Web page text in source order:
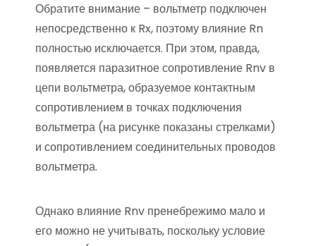
Обратите внимание – вольтметр подключен
непосредственно к Rx, поэтому влияние Rn
полностью исключается. При этом, правда,
появляется паразитное сопротивление Rnv в
цепи вольтметра, образуемое контактным
сопротивлением в точках подключения
вольтметра (на рисунке показаны стрелками)
и сопротивлением соединительных проводов
вольтметра.
Однако влияние Rnv пренебрежимо мало и
его можно не учитывать, поскольку условие